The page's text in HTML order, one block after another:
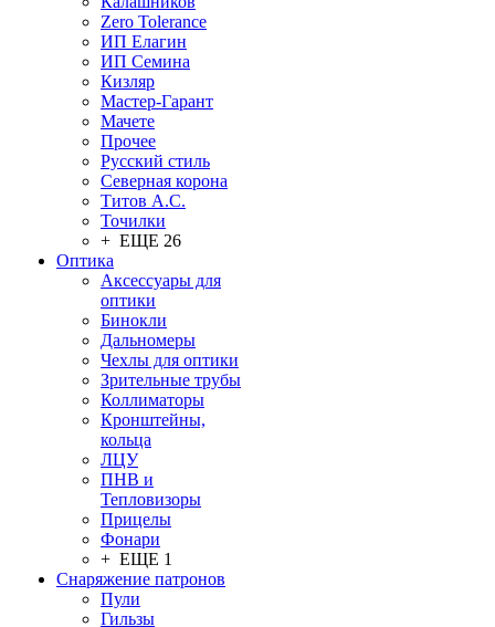
Zero Tolerance
ИП Елагин
ИП Семина
Кизляр
Мастер-Гарант
Мачете
Прочее
Русский стиль
Северная корона
Титов А.С.
Точилки
+ ЕЩЕ 26
Оптика
Аксессуары для
оптики
Бинокли
Дальномеры
Чехлы для оптики
Зрительные трубы
Коллиматоры
Кронштейны,
кольца
ЛЦУ
ПНВ и
Тепловизоры
Прицелы
Фонари
+ ЕЩЕ 1
Снаряжение патронов
Пули
Гильзы